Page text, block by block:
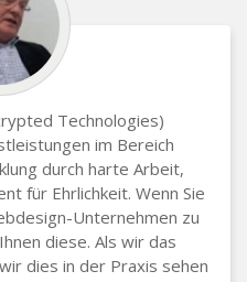
Technologies)
im Bereich
durch harte Arbeit,
für Ehrlichkeit. Wenn Sie
Unternehmen zu
diese. Als wir das
dies in der Praxis sehen